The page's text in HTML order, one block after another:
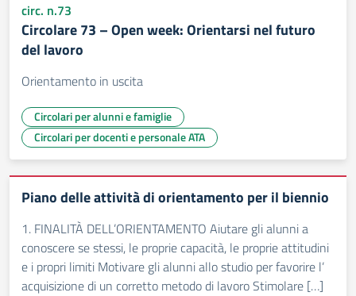
circ. n.73
Circolare 73 – Open week: Orientarsi nel futuro
del lavoro
Orientamento in uscita
Circolari per alunni e famiglie
Circolari per docenti e personale ATA
Piano delle attività di orientamento per il biennio
1. FINALITÀ DELL’ORIENTAMENTO Aiutare gli alunni a
conoscere se stessi, le proprie capacità, le proprie attitudini
e i propri limiti Motivare gli alunni allo studio per favorire l’
acquisizione di un corretto metodo di lavoro Stimolare […]